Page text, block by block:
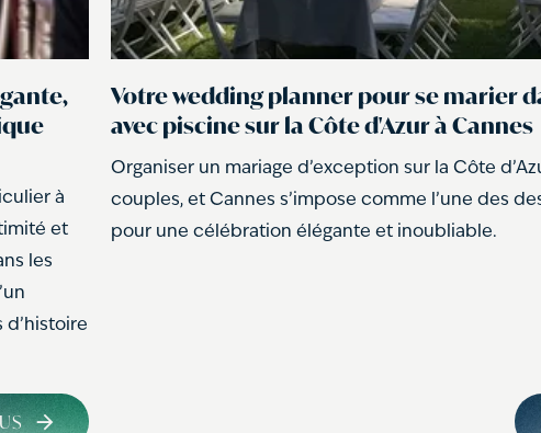
à
et
les
Votre wedding planner pour se marier
avec piscine sur la Côte d'Azur à Cannes
Organiser un mariage d’exception sur la Côte
couples, et Cannes s’impose comme l’une des
pour une célébration élégante et inoubliable.